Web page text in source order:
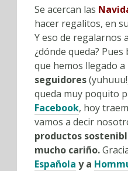
Se acercan las
hacer regalitos, en
Y eso de regalarnos
¿dónde queda?
que hemos llegado a
seguidores
queda muy poquito
Facebook, hoy
vamos a decir
productos
mucho cariño.
Española y a